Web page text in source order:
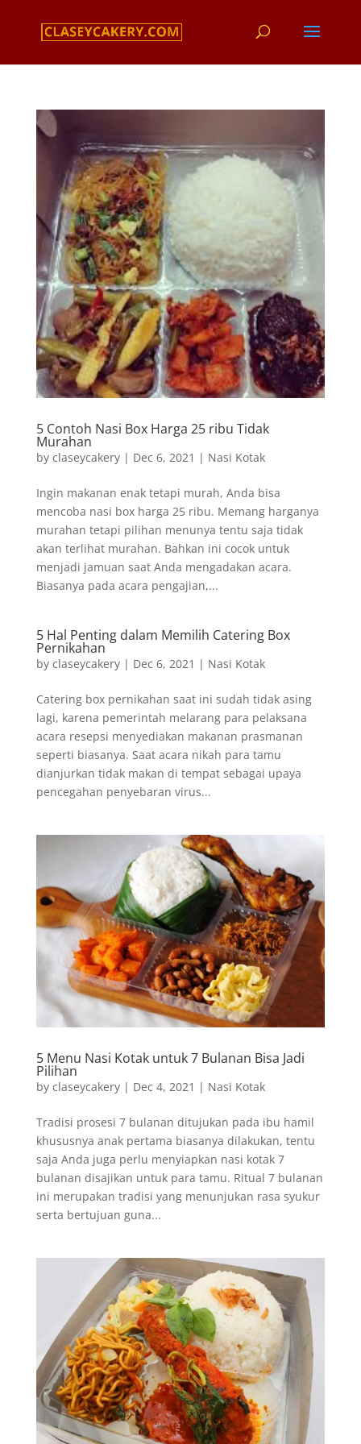
5 Contoh Nasi Box Harga 25 ribu Tidak
Murahan
by claseycakery| Dec 6, 2021 | Nasi Kotak
Ingin makanan enak tetapi murah, Anda bisa
mencoba nasi box harga 25 ribu. Memang harganya
murahan tetapi pilihan menunya tentu saja tidak
akan terlihat murahan. Bahkan ini cocok untuk
menjadi jamuan saat Anda mengadakan acara.
Biasanya pada acara pengajian,...
5 Hal Penting dalam Memilih Catering Box
Pernikahan
by claseycakery| Dec 6, 2021 | Nasi Kotak
Catering box pernikahan saat ini sudah tidak asing
lagi, karena pemerintah melarang para pelaksana
acara resepsi menyediakan makanan prasmanan
seperti biasanya. Saat acara nikah para tamu
dianjurkan tidak makan di tempat sebagai upaya
pencegahan penyebaran virus...
5 Menu Nasi Kotak untuk 7 Bulanan Bisa Jadi
Pilihan
by claseycakery| Dec 4, 2021 | Nasi Kotak
Tradisi prosesi 7 bulanan ditujukan pada ibu hamil
khususnya anak pertama biasanya dilakukan, tentu
saja Anda juga perlu menyiapkan nasi kotak 7
bulanan disajikan untuk para tamu. Ritual 7 bulanan
ini merupakan tradisi yang menunjukan rasa syukur
serta bertujuan guna...